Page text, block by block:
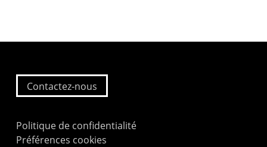
Contactez-nous
Politique de confidentialité
Préférences cookies